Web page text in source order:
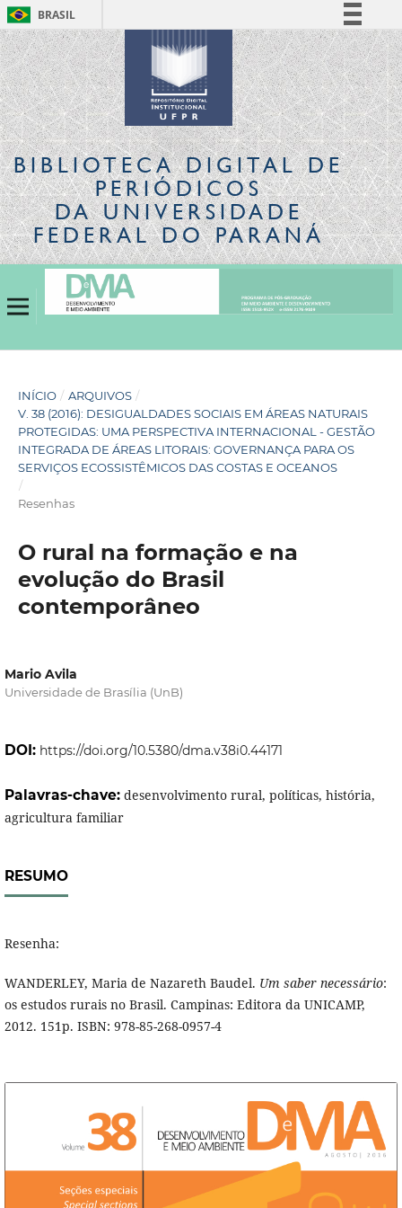
BRASIL
Simplifique!
Comunica BR
Participe
Acesso à informação
Legislação
Canais
BIBLIOTECA DIGITALDE
PERIÓDICOS
DA UNIVERSIDADE
FEDERAL DO PARANÁ
INÍCIO / ARQUIVOS /
V. 38 (2016): DESIGUALDADES SOCIAIS EM ÁREAS NATURAIS
PROTEGIDAS: UMA PERSPECTIVA INTERNACIONAL - GESTÃO
INTEGRADA DE ÁREAS LITORAIS: GOVERNANÇA PARA OS
SERVIÇOS ECOSSISTÊMICOS DAS COSTAS E OCEANOS
/
Resenhas
O rural na formação e na
evolução do Brasil
contemporâneo
Mario Avila
Universidade de Brasília (UnB)
DOI: https://doi.org/10.5380/dma.v38i0.44171
Palavras-chave: desenvolvimento rural, políticas, história,
agricultura familiar
RESUMO
Resenha:
WANDERLEY, Maria de Nazareth Baudel. Um saber necessário:
os estudos rurais no Brasil. Campinas: Editora da UNICAMP,
2012. 151p. ISBN: 978-85-268-0957-4